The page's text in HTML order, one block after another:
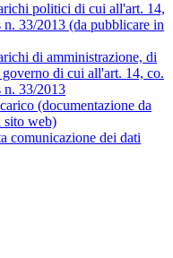
politici di cui all'art. 14,
n. 33/2013 (da pubblicare in
di amministrazione, di
di cui all'art. 14, co.
n. 33/2013
(documentazione da
sito web)
comunicazione dei dati